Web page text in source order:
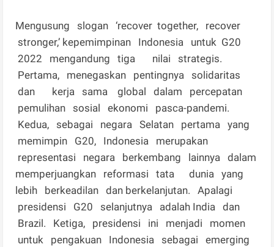
Mengusung slogan ‘recover together, recover
stronger,’ kepemimpinan Indonesia untuk G20
2022 mengandung tiga nilai strategis.
Pertama, menegaskan pentingnya solidaritas
dan kerja sama global dalam percepatan
pemulihan sosial ekonomi pasca-pandemi.
Kedua, sebagai negara Selatan pertama yang
memimpin G20, Indonesia merupakan
representasi negara berkembang lainnya dalam
memperjuangkan reformasi tata dunia yang
lebih berkeadilan dan berkelanjutan. Apalagi
presidensi G20 selanjutnya adalah India dan
Brazil. Ketiga, presidensi ini menjadi momen
untuk pengakuan Indonesia sebagai emerging